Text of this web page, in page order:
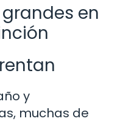
en
y
muchas de